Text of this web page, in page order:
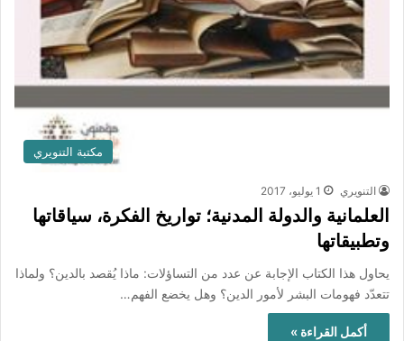
مكتبة التنويري
التنويري 1 يوليو، 2017
العلمانية والدولة المدنية؛ تواريخ الفكرة، سياقاتها
وتطبيقاتها
يحاول هذا الكتاب الإجابة عن عدد من التساؤلات: ماذا يُقصد بالدين؟ ولماذا
تتعدّد فهومات البشر لأمور الدين؟ وهل يخضع الفهم…
أكمل القراءة »